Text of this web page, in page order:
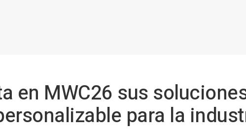
en MWC26 sus
para la